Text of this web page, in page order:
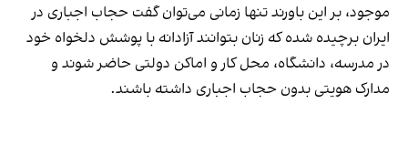
موجود، بر این باورند تنها زمانی می‌توان گفت حجاب اجباری در
ایران برچیده شده که زنان بتوانند آزادانه با پوشش دلخواه خود
در مدرسه، دانشگاه، محل کار و اماکن دولتی حاضر شوند و
مدارک هویتی بدون حجاب اجباری داشته باشند.